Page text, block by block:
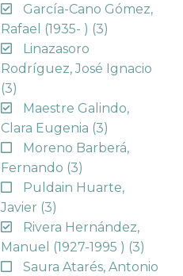
García-Cano Gómez,
Rafael (1935- ) (3)
Linazasoro
Rodríguez, José Ignacio
(3)
Maestre Galindo,
Clara Eugenia (3)
Moreno Barberá,
Fernando (3)
Puldain Huarte,
Javier (3)
Rivera Hernández,
Manuel (1927-1995 ) (3)
Saura Atarés, Antonio